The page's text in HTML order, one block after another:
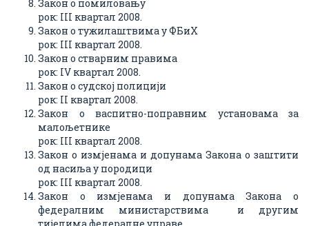
Закон о помиловању
рок: III квартал 2008.
Закон о тужилаштвима у ФБиХ
рок: III квартал 2008.
Закон о стварним правима
рок: IV квартал 2008.
Закон о судској полицији
рок: II квартал 2008.
Закон о васпитно-поправним установама за
малољетнике
рок: III квартал 2008.
Закон о измјенама и допунама Закона о заштити
од насиља у породици
рок: III квартал 2008.
Закон о измјенама и допунама Закона о
федералним министарствима и другим